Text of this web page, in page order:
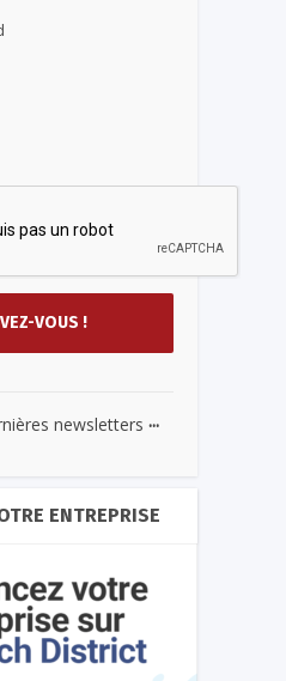
newsletters ...
ENTREPRISE